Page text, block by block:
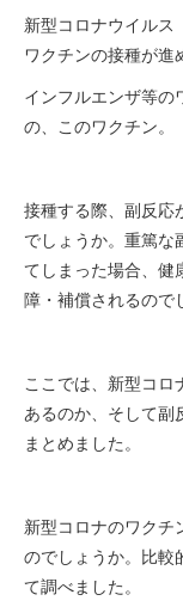
新型コロナウイルス
ワクチンの接種が進
インフルエンザ等の
の、このワクチン。
接種する際、副反応
でしょうか。重篤な
てしまった場合、健
障・補償されるので
ここでは、新型コ
あるのか、そして副
まとめました。
新型コロナのワクチ
のでしょうか。比較
て調べました。